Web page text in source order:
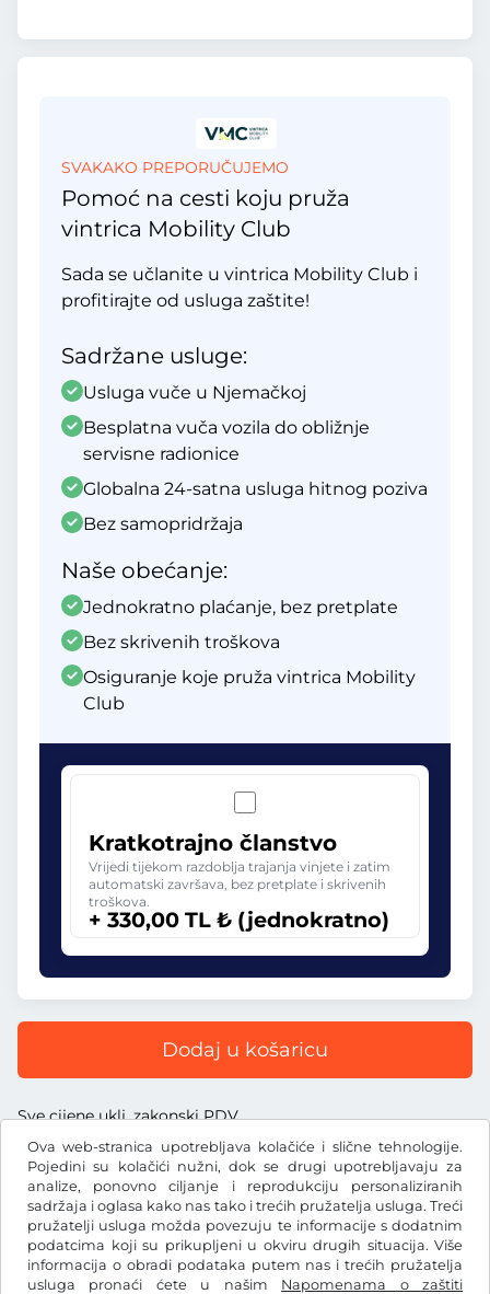
Ova web-stranica upotrebljava kolačiće i slične tehnologije.
Pojedini su kolačići nužni, dok se drugi upotrebljavaju za
analize, ponovno ciljanje i reprodukciju personaliziranih
sadržaja i oglasa kako nas tako i trećih pružatelja usluga. Treći
pružatelji usluga možda povezuju te informacije s dodatnim
podatcima koji su prikupljeni u okviru drugih situacija. Više
informacija o obradi podataka putem nas i trećih pružatelja
usluga pronaći ćete u našim Napomenama o zaštiti
SVAKAKO PREPORUČUJEMO
Pomoć na cesti koju pruža
vintrica Mobility Club
Sada se učlanite u vintrica Mobility Club i
profitirajte od usluga zaštite!
Sadržane usluge:
Usluga vuče u Njemačkoj
Besplatna vuča vozila do obližnje
servisne radionice
Globalna 24-satna usluga hitnog poziva
Bez samopridržaja
Naše obećanje:
Jednokratno plaćanje, bez pretplate
Bez skrivenih troškova
Osiguranje koje pruža vintrica Mobility
Club
Kratkotrajno članstvo
Vrijedi tijekom razdoblja trajanja vinjete i zatim
automatski završava, bez pretplate i skrivenih
troškova.
+ 330,00 TL ₺ (jednokratno)
Dodaj u košaricu
Sve cijene uklj. zakonski PDV
TL ₺TRY